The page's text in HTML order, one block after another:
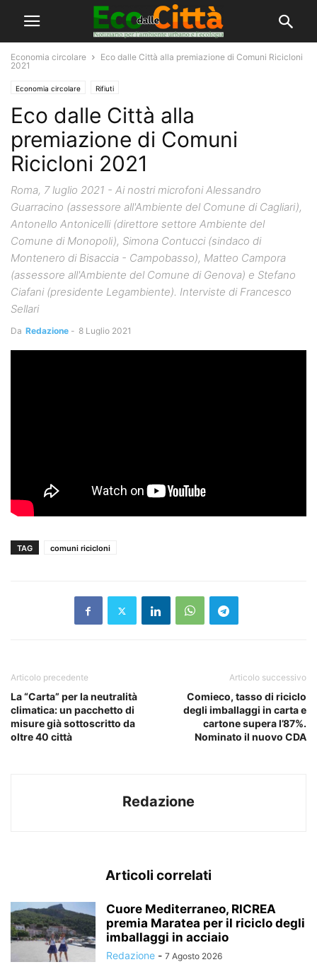
Economia circolare
Eco dalle Città alla premiazione di Comuni Ricicloni
2021
Economia circolare Rifiuti
Eco dalle Città alla
premiazione di Comuni
Ricicloni 2021
Roma, 7 luglio 2021 - Ai nostri microfoni Alessandro
Guarracino (assessore all'Ambiente del Comune di Cagliari),
Antonello Antonicelli (direttore settore Ambiente del
Comune di Monopoli), Simona Contucci (sindaco di
Montenero di Bisaccia - Campobasso), Matteo Campora
(assessore all'Ambiente del Comune di Genova) e Stefano
Ciafani (presidente Legambiente). Interviste di Francesco
Sellari
Da Redazione - 8 Luglio 2021
TAG comuni ricicloni
Articolo precedente
La “Carta” per la neutralità
climatica: un pacchetto di
misure già sottoscritto da
oltre 40 città
Articolo successivo
Comieco, tasso di riciclo
degli imballaggi in carta e
cartone supera l’87%.
Nominato il nuovo CDA
Redazione
Articoli correlati
Cuore Mediterraneo, RICREA
premia Maratea per il riciclo degli
imballaggi in acciaio
Redazione - 7 Agosto 2026